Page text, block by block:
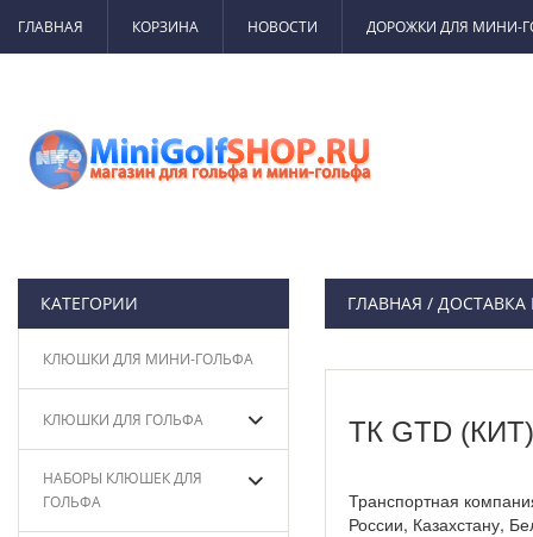
ГЛАВНАЯ КОРЗИНА НОВОСТИ ДОРОЖКИ ДЛЯ МИНИ-
КАТЕГОРИИ
КЛЮШКИ ДЛЯ МИНИ-ГОЛЬФА
КЛЮШКИ ДЛЯ ГОЛЬФА
НАБОРЫ КЛЮШЕК ДЛЯ
ГОЛЬФА
ГЛАВНАЯ / ДОСТАВКА
ТК GTD (КИТ)
Транспортная
России, Казахстану,